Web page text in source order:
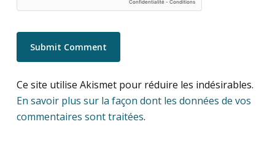
Ce site utilise Akismet pour réduire les indésirables.
En savoir plus sur la façon dont les données de vos
commentaires sont traitées.